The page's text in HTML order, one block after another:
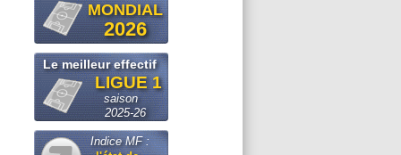
MONDIAL
2026
Le meilleur effectif
LIGUE 1
saison
2025-26
Indice MF :